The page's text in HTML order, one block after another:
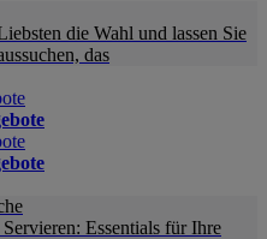
die Wahl und lassen Sie
das
Essentials für Ihre